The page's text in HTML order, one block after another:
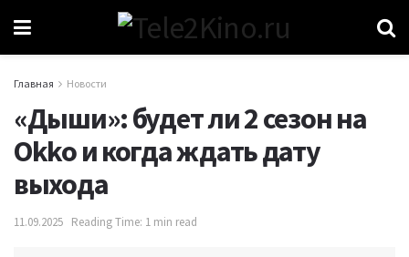
Главная Новости
«Дыши»: будет ли 2 сезон на
Okko и когда ждать дату
выхода
11.09.2025 Reading Time: 1 min read